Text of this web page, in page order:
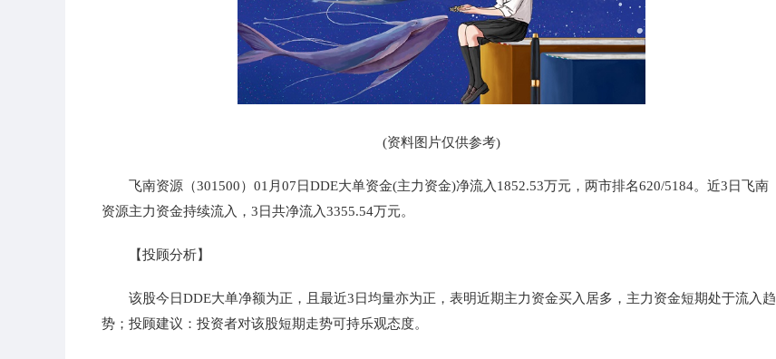
(资料图片仅供参考)
飞南资源（301500）01月07日DDE大单资金(主力资金)净流入1852.53万元，两市排名620/5184。近3日飞南
资源主力资金持续流入，3日共净流入3355.54万元。
【投顾分析】
该股今日DDE大单净额为正，且最近3日均量亦为正，表明近期主力资金买入居多，主力资金短期处于流入趋
势；投顾建议：投资者对该股短期走势可持乐观态度。